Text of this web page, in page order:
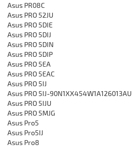
Asus PR08C
Asus PRO 52JU
Asus PRO 5DIE
Asus PRO 5DIJ
Asus PRO 5DIN
Asus PRO 5DIP
Asus PRO 5EA
Asus PRO 5EAC
Asus PRO 5IJ
Asus PRO 5IJ-90N1XX454W1A126013AU
Asus PRO 5IJU
Asus PRO 5MJG
Asus Pro5
Asus Pro5IJ
Asus Pro8